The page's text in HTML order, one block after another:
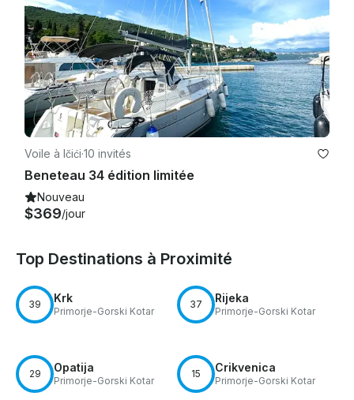
Voile à Ičići·10 invités
Beneteau 34 édition limitée
Nouveau
$369/jour
Top Destinations à Proximité
39 Krk
Primorje-Gorski Kotar
37 Rijeka
Primorje-Gorski Kotar
29 Opatija
Primorje-Gorski Kotar
15 Crikvenica
Primorje-Gorski Kotar